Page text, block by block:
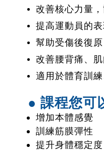
改善核心力量
提高運動員的
幫助受傷後復原
改善腰背痛、
適用於體育訓
● 課程您可
增加本體感覺
訓練筋膜彈性
提升身體穩定度